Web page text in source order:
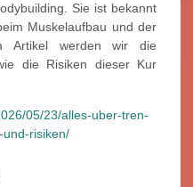
Sie ist bekannt
Muskelaufbau und der
Artikel werden wir die
die Risiken dieser Kur
05/23/alles-uber-tren-
risiken/